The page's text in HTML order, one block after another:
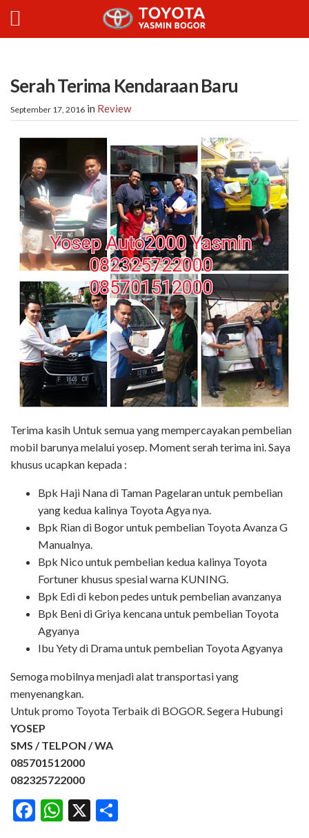
Serah Terima Kendaraan Baru
September 17, 2016 in Review
Terima kasih Untuk semua yang mempercayakan pembelian
mobil barunya melalui yosep. Moment serah terima ini. Saya
khusus ucapkan kepada :
Bpk Haji Nana di Taman Pagelaran untuk pembelian
yang kedua kalinya Toyota Agya nya.
Bpk Rian di Bogor untuk pembelian Toyota Avanza G
Manualnya.
Bpk Nico untuk pembelian kedua kalinya Toyota
Fortuner khusus spesial warna KUNING.
Bpk Edi di kebon pedes untuk pembelian avanzanya
Bpk Beni di Griya kencana untuk pembelian Toyota
Agyanya
Ibu Yety di Drama untuk pembelian Toyota Agyanya
Semoga mobilnya menjadi alat transportasi yang
menyenangkan.
Untuk promo Toyota Terbaik di BOGOR. Segera Hubungi
YOSEP
SMS / TELPON / WA
085701512000
082325722000
Facebook
WhatsApp
X